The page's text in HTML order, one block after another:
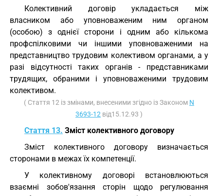
Колективний договір укладається між
власником або уповноваженим ним органом
(особою) з однієї сторони і одним або кількома
профспілковими чи іншими уповноваженими на
представництво трудовим колективом органами, а у
разі відсутності таких органів - представниками
трудящих, обраними і уповноваженими трудовим
колективом.
( Стаття 12 із змінами, внесеними згідно із Законом N
3693-12 від15.12.93 )
Стаття 13. Зміст колективного договору
Зміст колективного договору визначається
сторонами в межах їх компетенції.
У колективному договорі встановлюються
взаємні зобов'язання сторін щодо регулювання